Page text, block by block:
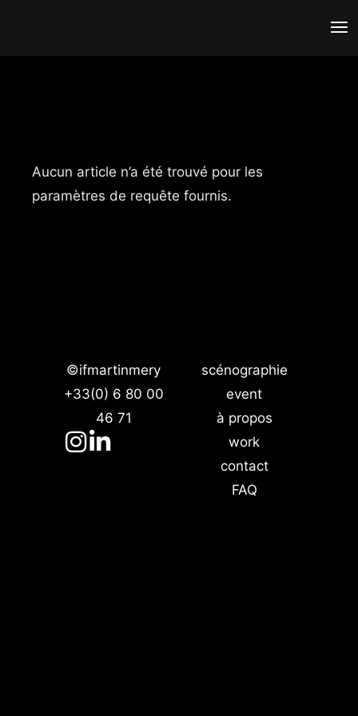
Aucun article n’a été trouvé pour les
paramètres de requête fournis.
©ifmartinmery
+33(0) 6 80 00
46 71
scénographie
event
à propos
work
contact
FAQ